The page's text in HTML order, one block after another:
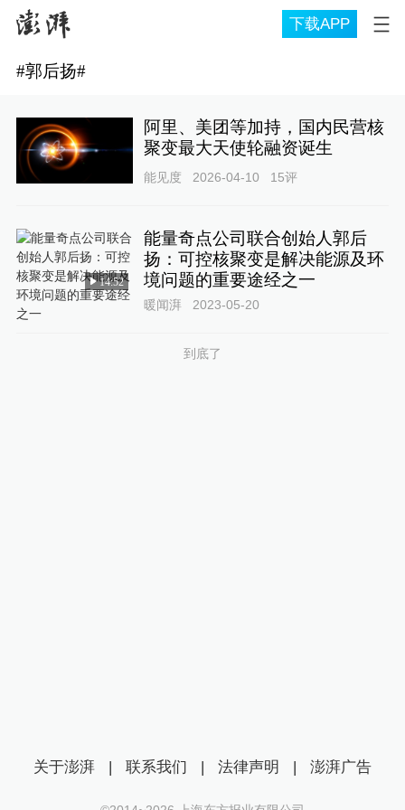
下载APP
#郭后扬#
阿里、美团等加持，国内民营核
聚变最大天使轮融资诞生
能见度 2026-04-10 15评
14:52
能量奇点公司联合创始人郭后
扬：可控核聚变是解决能源及环
境问题的重要途经之一
暖闻湃 2023-05-20
到底了
关于澎湃 | 联系我们 | 法律声明 | 澎湃广告